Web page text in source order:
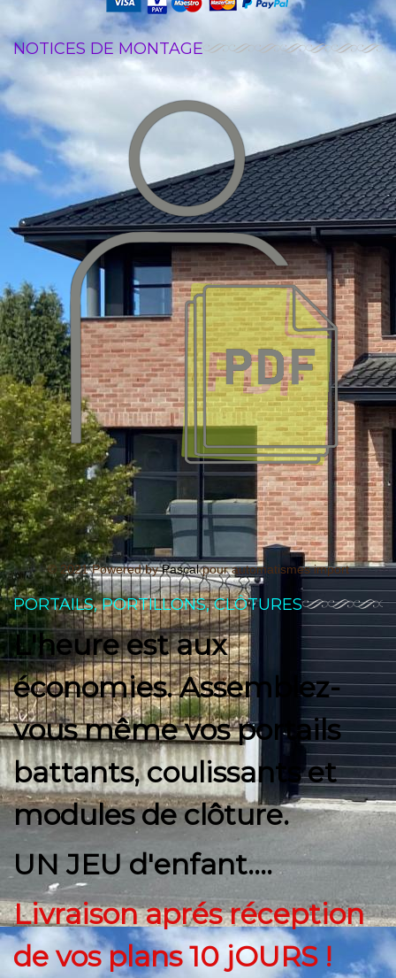
NOTICES DE MONTAGE
© 2021 Powered byPascalpour automatismes import
PORTAILS, PORTILLONS, CLÔTURES
L'heure est aux
économies. Assemblez-
vous même vos portails
battants, coulissants et
modules de clôture.
UN JEU d'enfant....
Livraison aprés réception
de vos plans 10 jOURS !